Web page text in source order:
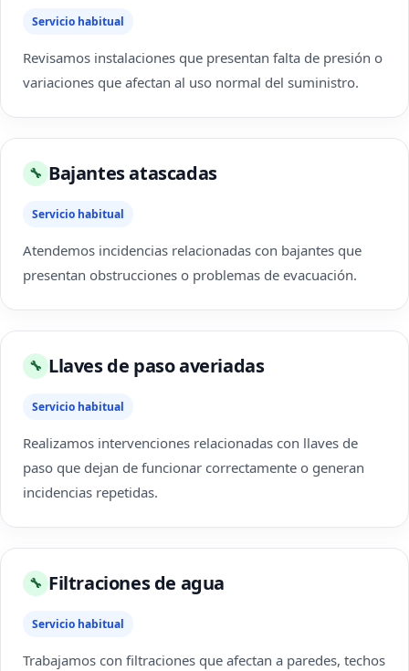
Servicio habitual
Revisamos instalaciones que presentan falta de presión o
variaciones que afectan al uso normal del suministro.
🔧 Bajantes atascadas
Servicio habitual
Atendemos incidencias relacionadas con bajantes que
presentan obstrucciones o problemas de evacuación.
🔧 Llaves de paso averiadas
Servicio habitual
Realizamos intervenciones relacionadas con llaves de
paso que dejan de funcionar correctamente o generan
incidencias repetidas.
🔧 Filtraciones de agua
Servicio habitual
Trabajamos con filtraciones que afectan a paredes, techos